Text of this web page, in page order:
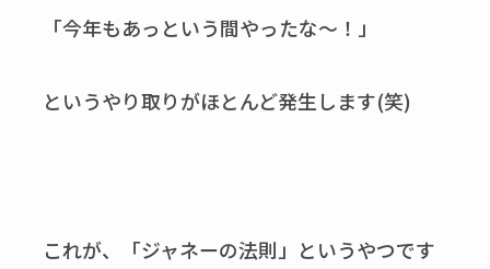
「今年もあっという間やったな～！」
というやり取りがほとんど発生します(笑)
これが、「ジャネーの法則」というやつです